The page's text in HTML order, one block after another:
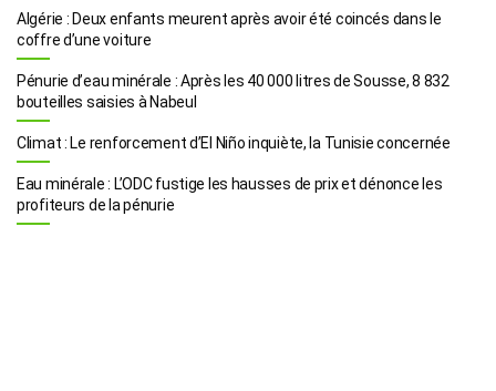
Algérie : Deux enfants meurent après avoir été coincés dans le
coffre d’une voiture
Pénurie d’eau minérale : Après les 40 000 litres de Sousse, 8 832
bouteilles saisies à Nabeul
Climat : Le renforcement d’El Niño inquiète, la Tunisie concernée
Eau minérale : L’ODC fustige les hausses de prix et dénonce les
profiteurs de la pénurie